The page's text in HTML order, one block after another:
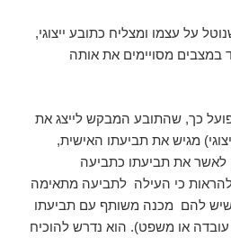
על עצמו ומצליח כתובע ייצוגי,
במצבים מסויימים את אותה
פועל כך, שהתובע המבקש לייצג את
מגיש את תביעתו האישית,
את תביעתו כתביעה
להראות כי העילה לתביעה מתאימה
להם מכנה משותף עם תביעתו
או משפט). הוא נדרש להוכיח